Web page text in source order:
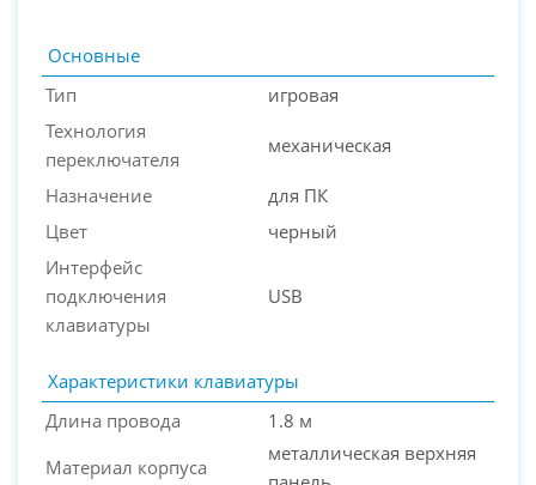
PC-Arena на карте Москвы — Яндекс Карты
Основные
Тип
игровая
Технология
переключателя
механическая
Назначение
для ПК
Цвет
черный
Интерфейс
подключения
клавиатуры
USB
Характеристики клавиатуры
Длина провода
1.8 м
Материал корпуса
металлическая верхняя